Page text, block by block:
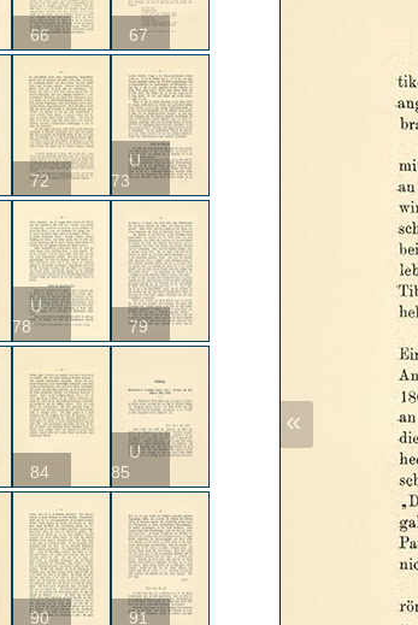
66 67
72
U
73
U
78
79
84
U
85
90 91
«